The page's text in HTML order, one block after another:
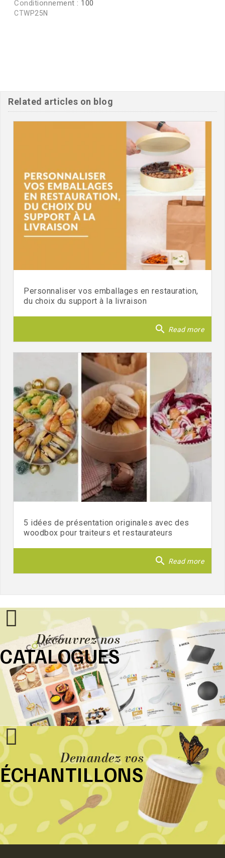
Conditionnement : 100
CTWP25N
Related articles on blog
Personnaliser vos emballages en restauration,
du choix du support à la livraison
search Read more
5 idées de présentation originales avec des
woodbox pour traiteurs et restaurateurs
search Read more
Découvrez nos
CATALOGUES
Demandez vos
ÉCHANTILLONS